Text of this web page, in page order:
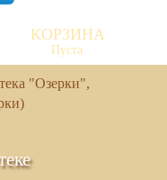
КОРЗИНА
Пуста
"Озерки",